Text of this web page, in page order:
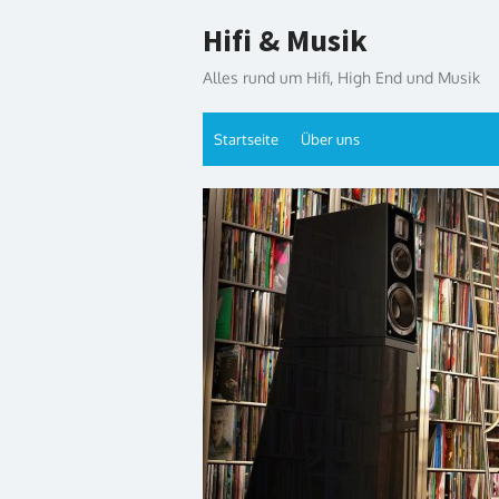
to
Hifi & Musik
Alles rund um Hifi, High End und Musik
Startseite Über uns